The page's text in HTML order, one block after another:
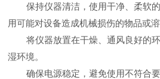
保持仪器清洁，使用干净、柔软的
用可能对设备造成机械损伤的物品或溶
将仪器放置在干燥、通风良好的环
湿环境。
确保电源稳定，避免使用不符合要